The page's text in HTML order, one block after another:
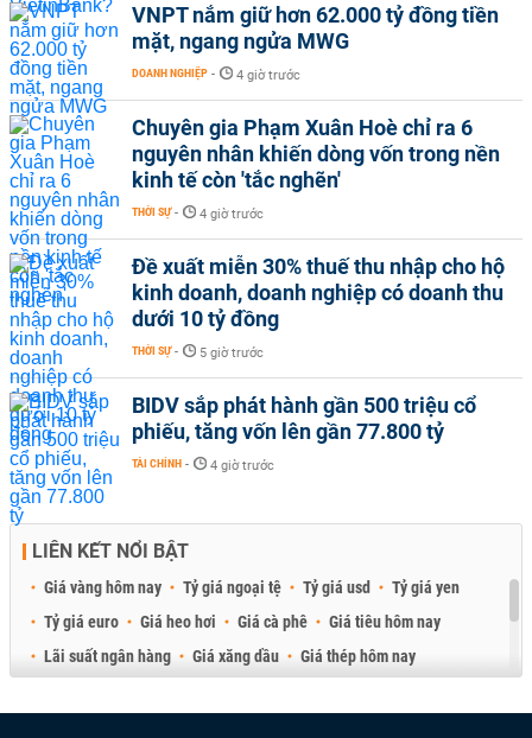
VNPT nắm giữ hơn 62.000 tỷ đồng tiền
mặt, ngang ngửa MWG
DOANH NGHIỆP - 4 giờ trước
Chuyên gia Phạm Xuân Hoè chỉ ra 6
nguyên nhân khiến dòng vốn trong nền
kinh tế còn 'tắc nghẽn'
THỜI SỰ - 4 giờ trước
Đề xuất miễn 30% thuế thu nhập cho hộ
kinh doanh, doanh nghiệp có doanh thu
dưới 10 tỷ đồng
THỜI SỰ - 5 giờ trước
BIDV sắp phát hành gần 500 triệu cổ
phiếu, tăng vốn lên gần 77.800 tỷ
TÀI CHÍNH - 4 giờ trước
LIÊN KẾT NỔI BẬT
Giá vàng hôm nay Tỷ giá ngoại tệ Tỷ giá usd
Tỷ giá yen
Tỷ giá euro
Giá heo hơi Giá cà phê
Giá tiêu hôm nay
Lãi suất ngân hàng
Giá xăng dầu
Giá thép hôm nay